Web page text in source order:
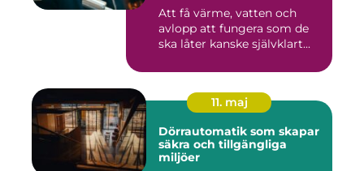
Att få värme, vatten och
avlopp att fungera som de
ska låter kanske självklart...
11. maj
Dörrautomatik som skapar
säkra och tillgängliga
miljöer